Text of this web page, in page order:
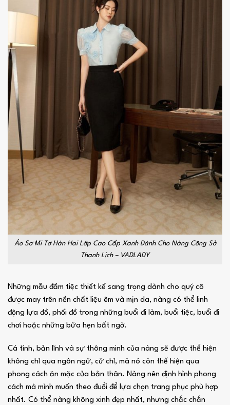
Áo Sơ Mi Tơ Hàn Hai Lớp Cao Cấp Xanh Dành Cho Nàng Công Sở
Thanh Lịch – VADLADY
Những mẫu đầm tiệc thiết kế sang trọng dành cho quý cô
được may trên nền chất liệu êm và mịn da, nàng có thể linh
động lựa đồ, phối đồ trong những buổi đi làm, buổi tiệc, buổi đi
chơi hoặc những bữa hẹn bất ngờ.
Cá tính, bản lĩnh và sự thông minh của nàng sẽ được thể hiện
không chỉ qua ngôn ngữ, cử chỉ, mà nó còn thể hiện qua
phong cách ăn mặc của bản thân. Nàng nên định hình phong
cách mà mình muốn theo đuổi để lựa chọn trang phục phù hợp
nhất. Có thể nàng không xinh đẹp nhất, nhưng chắc chắn